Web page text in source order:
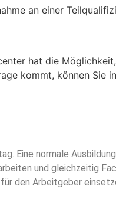
an einer
hat die
kommt, können Sie
Eine normale
und gleichzeitig
den Arbeitgeber